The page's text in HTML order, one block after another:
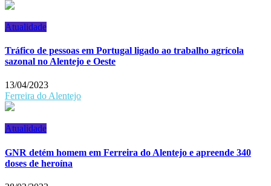
Atualidade
Tráfico de pessoas em Portugal ligado ao trabalho agrícola
sazonal no Alentejo e Oeste
13/04/2023
Ferreira do Alentejo
Atualidade
GNR detém homem em Ferreira do Alentejo e apreende 340
doses de heroína